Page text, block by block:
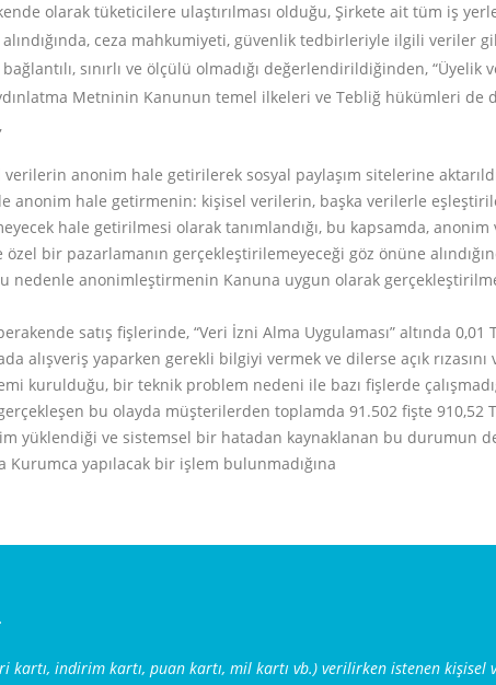
olarak tüketicilere ulaştırılması olduğu, Şirkete ait tüm iş
ceza mahkumiyeti, güvenlik tedbirleriyle ilgili
sınırlı ve ölçülü olmadığı değerlendirildiğinden, “Üyelik
Metninin Kanunun temel ilkeleri ve Tebliğ hükümleri de
anonim hale getirilerek sosyal paylaşım sitelerine
anonim hale getirmenin: kişisel verilerin, başka verilerle
hale getirilmesi olarak tanımlandığı, bu kapsamda,
bir pazarlamanın gerçekleştirilemeyeceği göz önüne
nedenle anonimleştirmenin Kanuna uygun olarak
satış fişlerinde, “Veri İzni Alma Uygulaması” altında 0,01
alışveriş yaparken gerekli bilgiyi vermek ve dilerse açık
kurulduğu, bir teknik problem nedeni ile bazı fişlerde
bu olayda müşterilerden toplamda 91.502 fişte 910,52
yüklendiği ve sistemsel bir hatadan kaynaklanan bu durumun
Kurumca yapılacak bir işlem bulunmadığına
indirim kartı, puan kartı, mil kartı vb.) verilirken istenen kişisel